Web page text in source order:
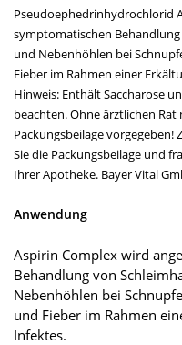
Pseudoephedrinhydrochlorid
symptomatischen
und Nebenhöhlen bei
Fieber im Rahmen einer
Hinweis: Enthält Saccharose
beachten. Ohne ärztlichen
Packungsbeilage vorgegeben!
Sie die Packungsbeilage und
Ihrer Apotheke. Bayer Vital
Anwendung
Aspirin Complex wird
Behandlung von
Nebenhöhlen bei
und Fieber im Rahmen
Infektes.